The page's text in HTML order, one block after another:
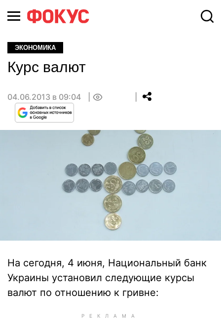
ЭКОНОМИКА
Курс валют
04.06.2013 в 09:04
На сегодня, 4 июня, Национальный банк
Украины установил следующие курсы
валют по отношению к гривне: